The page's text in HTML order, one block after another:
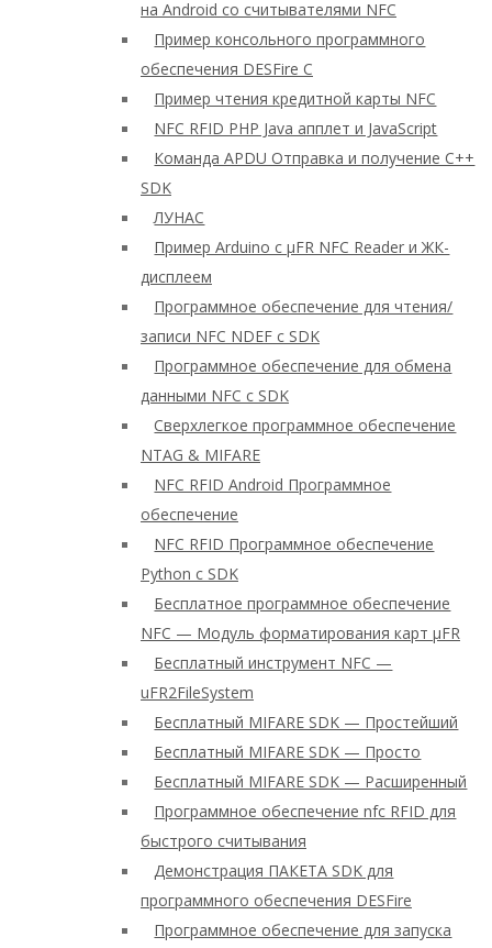
на Android со считывателями NFC
Пример консольного программного
обеспечения DESFire C
Пример чтения кредитной карты NFC
NFC RFID PHP Java апплет и JavaScript
Команда APDU Отправка и получение C++
SDK
ЛУНАС
Пример Arduino с μFR NFC Reader и ЖК-
дисплеем
Программное обеспечение для чтения/
записи NFC NDEF с SDK
Программное обеспечение для обмена
данными NFC с SDK
Сверхлегкое программное обеспечение
NTAG & MIFARE
NFC RFID Android Программное
обеспечение
NFC RFID Программное обеспечение
Python с SDK
Бесплатное программное обеспечение
NFC — Модуль форматирования карт μFR
Бесплатный инструмент NFC —
uFR2FileSystem
Бесплатный MIFARE SDK — Простейший
Бесплатный MIFARE SDK — Просто
Бесплатный MIFARE SDK — Расширенный
Программное обеспечение nfc RFID для
быстрого считывания
Демонстрация ПАКЕТА SDK для
программного обеспечения DESFire
Программное обеспечение для запуска